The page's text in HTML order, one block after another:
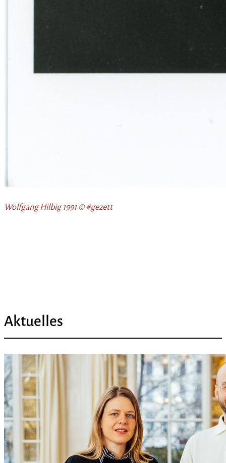
Wolfgang Hilbig 1991 © #gezett
Aktuelles